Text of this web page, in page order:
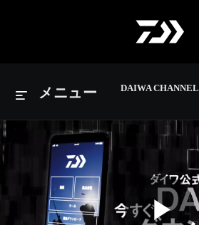
DAIWA CHANNEL
メニュー